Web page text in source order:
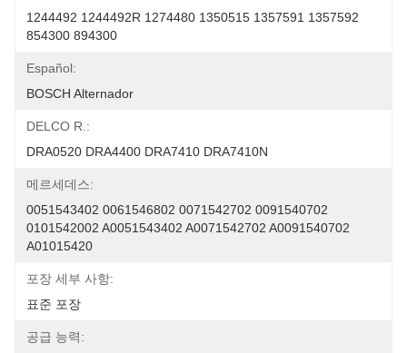
1244492 1244492R 1274480 1350515 1357591 1357592
854300 894300
Español:
BOSCH Alternador
DELCO R.:
DRA0520 DRA4400 DRA7410 DRA7410N
메르세데스:
0051543402 0061546802 0071542702 0091540702
0101542002 A0051543402 A0071542702 A0091540702
A01015420
포장 세부 사항:
표준 포장
공급 능력: